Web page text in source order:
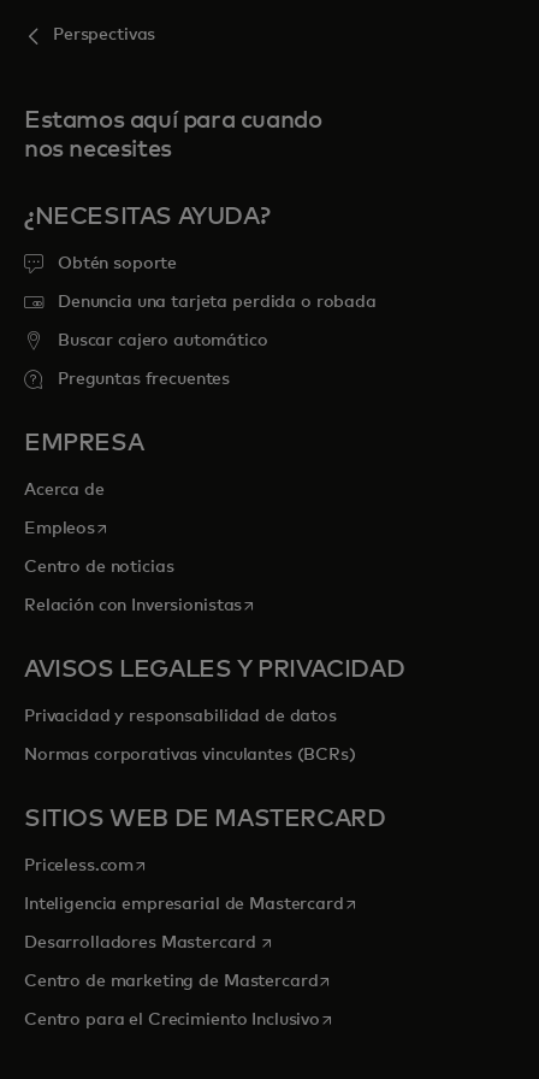
Perspectivas
Estamos aquí para cuando
nos necesites
¿NECESITAS AYUDA?
Obtén soporte
Denuncia una tarjeta perdida o robada
Buscar cajero automático
Preguntas frecuentes
EMPRESA
Acerca de
Empleosse abre en una pestaña nueva
Centro de noticias
Relación con Inversionistasse abre en una pestaña nueva
AVISOS LEGALES Y PRIVACIDAD
Privacidad y responsabilidad de datos
Normas corporativas vinculantes (BCRs)
SITIOS WEB DE MASTERCARD
Priceless.com se abre en una pestaña nueva
Inteligencia empresarial de Mastercardse abre en una pestaña
Desarrolladores Mastercard se abre en una pestaña nueva
Centro de marketing de Mastercardse abre en una pestaña
Centro para el Crecimiento Inclusivose abre en una pestaña